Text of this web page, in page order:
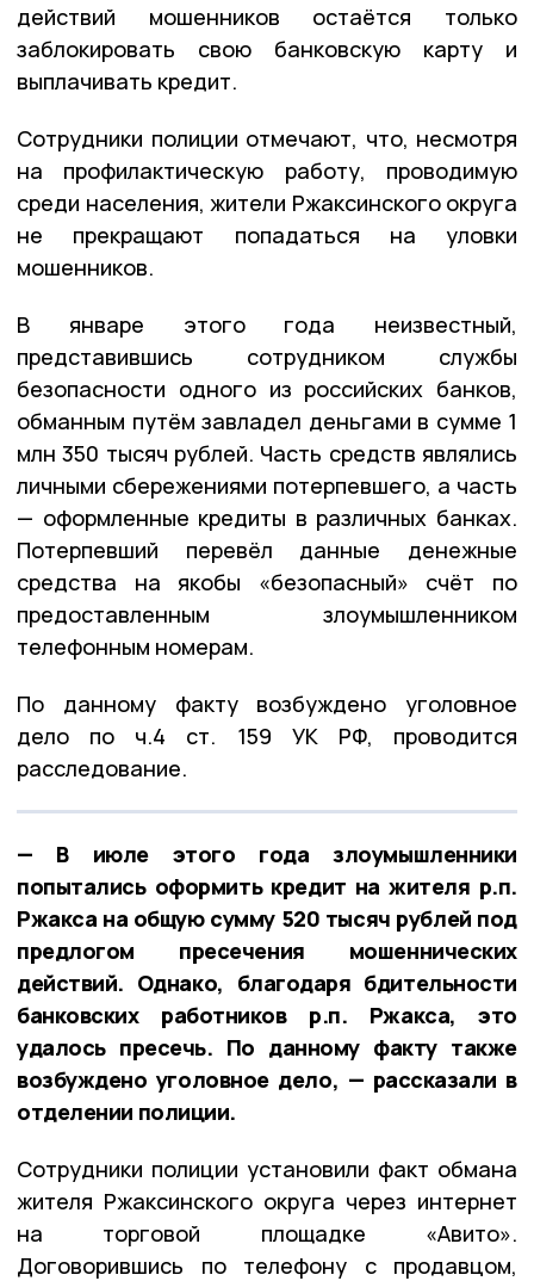
действий мошенников остаётся только
заблокировать свою банковскую карту и
выплачивать кредит.
Сотрудники полиции отмечают, что, несмотря
на профилактическую работу, проводимую
среди населения, жители Ржаксинского округа
не прекращают попадаться на уловки
мошенников.
В январе этого года неизвестный,
представившись сотрудником службы
безопасности одного из российских банков,
обманным путём завладел деньгами в сумме 1
млн 350 тысяч рублей. Часть средств являлись
личными сбережениями потерпевшего, а часть
— оформленные кредиты в различных банках.
Потерпевший перевёл данные денежные
средства на якобы «безопасный» счёт по
предоставленным злоумышленником
телефонным номерам.
По данному факту возбуждено уголовное
дело по ч.4 ст. 159 УК РФ, проводится
расследование.
— В июле этого года злоумышленники
попытались оформить кредит на жителя р.п.
Ржакса на общую сумму 520 тысяч рублей под
предлогом пресечения мошеннических
действий. Однако, благодаря бдительности
банковских работников р.п. Ржакса, это
удалось пресечь. По данному факту также
возбуждено уголовное дело, — рассказали в
отделении полиции.
Сотрудники полиции установили факт обмана
жителя Ржаксинского округа через интернет
на торговой площадке «Авито».
Договорившись по телефону с продавцом,